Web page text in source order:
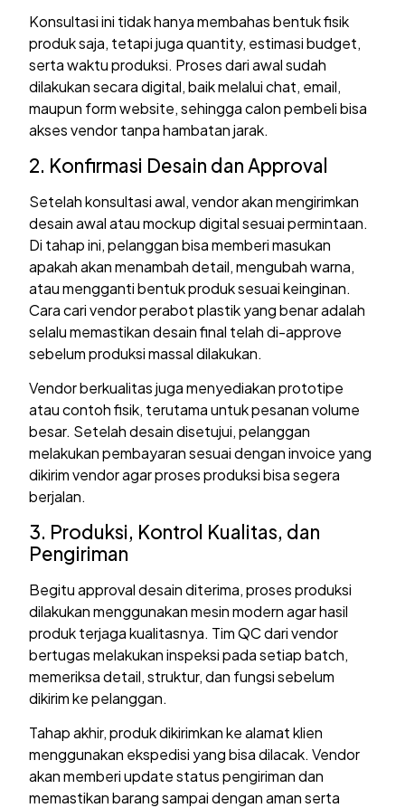
Konsultasi ini tidak hanya membahas bentuk fisik
produk saja, tetapi juga quantity, estimasi budget,
serta waktu produksi. Proses dari awal sudah
dilakukan secara digital, baik melalui chat, email,
maupun form website, sehingga calon pembeli bisa
akses vendor tanpa hambatan jarak.
2. Konfirmasi Desain dan Approval
Setelah konsultasi awal, vendor akan mengirimkan
desain awal atau mockup digital sesuai permintaan.
Di tahap ini, pelanggan bisa memberi masukan
apakah akan menambah detail, mengubah warna,
atau mengganti bentuk produk sesuai keinginan.
Cara cari vendor perabot plastik yang benar adalah
selalu memastikan desain final telah di-approve
sebelum produksi massal dilakukan.
Vendor berkualitas juga menyediakan prototipe
atau contoh fisik, terutama untuk pesanan volume
besar. Setelah desain disetujui, pelanggan
melakukan pembayaran sesuai dengan invoice yang
dikirim vendor agar proses produksi bisa segera
berjalan.
3. Produksi, Kontrol Kualitas, dan
Pengiriman
Begitu approval desain diterima, proses produksi
dilakukan menggunakan mesin modern agar hasil
produk terjaga kualitasnya. Tim QC dari vendor
bertugas melakukan inspeksi pada setiap batch,
memeriksa detail, struktur, dan fungsi sebelum
dikirim ke pelanggan.
Tahap akhir, produk dikirimkan ke alamat klien
menggunakan ekspedisi yang bisa dilacak. Vendor
akan memberi update status pengiriman dan
memastikan barang sampai dengan aman serta